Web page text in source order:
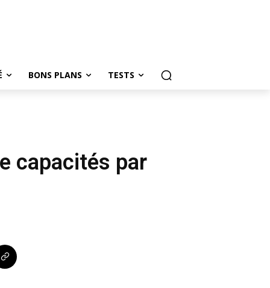
BONS PLANS TESTS
capacités par